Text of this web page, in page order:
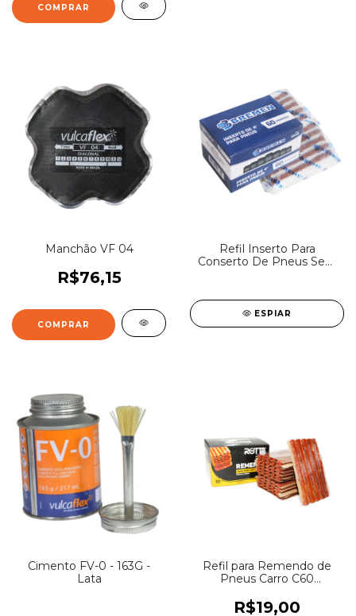
Manchão VF 04
R$76,15
Refil Inserto Para
Conserto De Pneus Sem
ESPIAR
Cimento FV-0 - 163G -
Lata
Refil para Remendo de
Pneus Carro C60
R$19,00